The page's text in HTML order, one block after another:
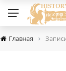
Главная ›